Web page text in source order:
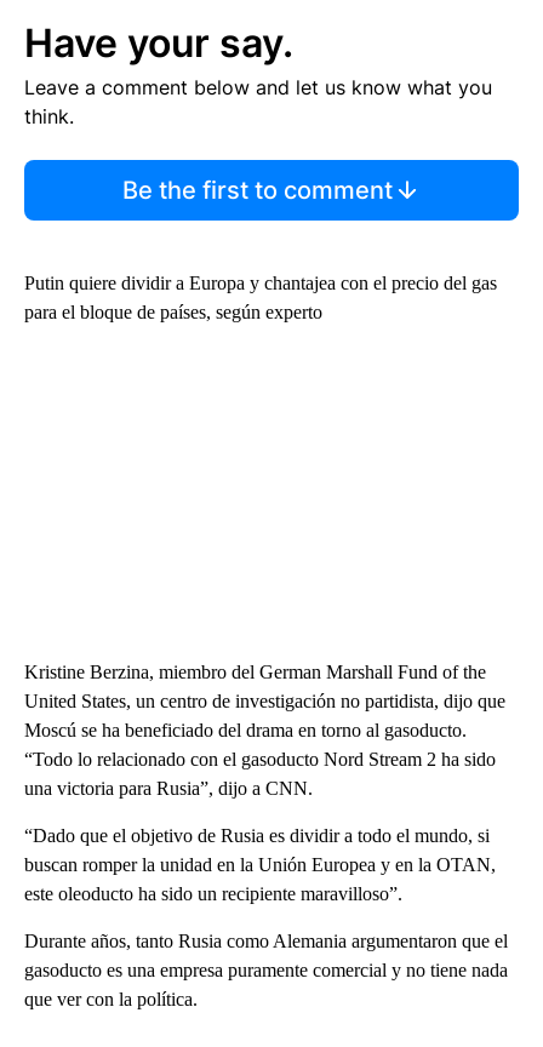
Have your say.
Leave a comment below and let us know what you
think.
Be the first to comment
Putin quiere dividir a Europa y chantajea con el precio del gas
para el bloque de países, según experto
Kristine Berzina, miembro del German Marshall Fund of the
United States, un centro de investigación no partidista, dijo que
Moscú se ha beneficiado del drama en torno al gasoducto.
“Todo lo relacionado con el gasoducto Nord Stream 2 ha sido
una victoria para Rusia”, dijo a CNN.
“Dado que el objetivo de Rusia es dividir a todo el mundo, si
buscan romper la unidad en la Unión Europea y en la OTAN,
este oleoducto ha sido un recipiente maravilloso”.
Durante años, tanto Rusia como Alemania argumentaron que el
gasoducto es una empresa puramente comercial y no tiene nada
que ver con la política.